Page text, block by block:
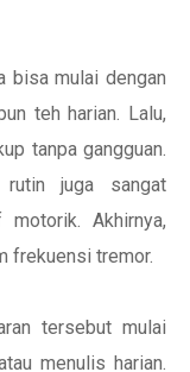
bisa mulai dengan
teh harian. Lalu,
tanpa gangguan.
rutin juga sangat
motorik. Akhirnya,
frekuensi tremor.
tersebut mulai
menulis harian.